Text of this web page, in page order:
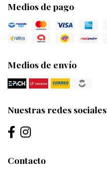
Medios de pago
Medios de envío
Nuestras redes sociales
Contacto